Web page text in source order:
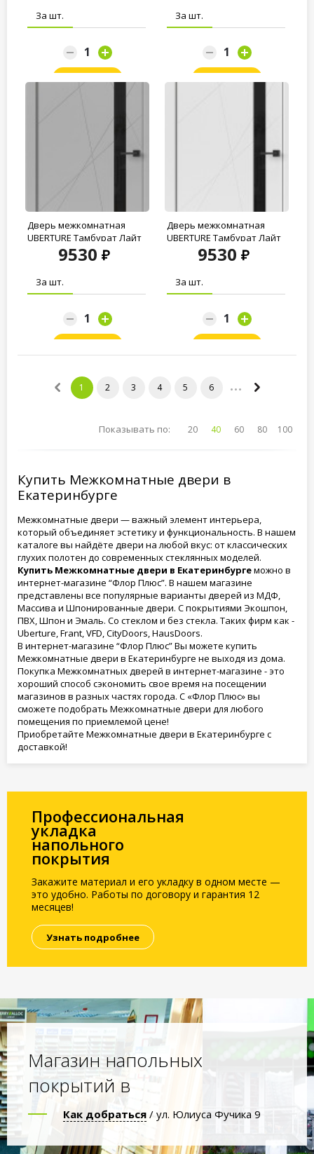
За шт.
Заказать
За шт.
Заказать
Дверь межкомнатная
UBERTURE Тамбурат Лайт
ПДТОч 4304...
9530
За шт.
Заказать
Дверь межкомнатная
UBERTURE Тамбурат Лайт
ПДТОч 4304...
9530
За шт.
Заказать
1 2 3 4 5 6
Показывать по: 20 40 60 80 100
Купить Межкомнатные двери в
Екатеринбурге
Межкомнатные двери — важный элемент интерьера,
который объединяет эстетику и функциональность. В нашем
каталоге вы найдёте двери на любой вкус: от классических
глухих полотен до современных стеклянных моделей.
Купить Межкомнатные двери в Екатеринбургеможно в
интернет-магазине “Флор Плюс”. В нашем магазине
представлены все популярные варианты дверей из МДФ,
Массива и Шпонированные двери. С покрытиями Экошпон,
ПВХ, Шпон и Эмаль. Со стеклом и без стекла. Таких фирм как -
Uberture, Frant, VFD, CityDoors, HausDoors.
В интернет-магазине “Флор Плюс” Вы можете купить
Межкомнатные двери в Екатеринбурге не выходя из дома.
Покупка Межкомнатных дверей в интернет-магазине - это
хороший способ сэкономить свое время на посещении
магазинов в разных частях города. С «Флор Плюс» вы
сможете подобрать Межкомнатные двери для любого
помещения по приемлемой цене!
Приобретайте Межкомнатные двери в Екатеринбурге с
доставкой!
Профессиональная
укладка
напольного
покрытия
Закажите материал и его укладку в одном месте —
это удобно. Работы по договору и гарантия 12
месяцев!
Узнать подробнее
Магазин напольных
покрытий в
Как добраться / ул. Юлиуса Фучика 9